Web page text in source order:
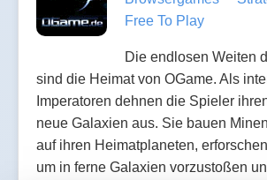
Free To Play
Die endlosen Weiten
sind die Heimat von OGame. Als
Imperatoren dehnen die Spieler
neue Galaxien aus. Sie bauen
auf ihren Heimatplaneten,
um in ferne Galaxien vorzustoßen